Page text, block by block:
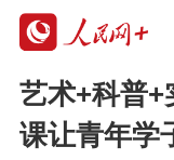
艺术+科普+
课让青年学